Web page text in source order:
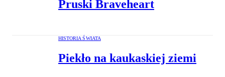
Pruski Braveheart
HISTORIA ŚWIATA
Piekło na kaukaskiej ziemi